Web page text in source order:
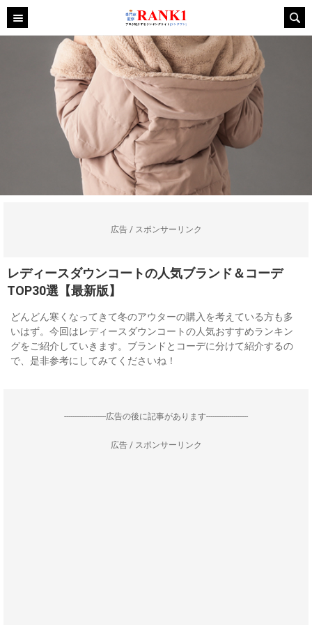
広告 / スポンサーリンク
レディースダウンコートの人気ブランド＆コーデ
TOP30選【最新版】
どんどん寒くなってきて冬のアウターの購入を考えている方も多
いはず。今回はレディースダウンコートの人気おすすめランキン
グをご紹介していきます。ブランドとコーデに分けて紹介するの
で、是非参考にしてみてくださいね！
--------------------広告の後に記事があります--------------------
広告 / スポンサーリンク